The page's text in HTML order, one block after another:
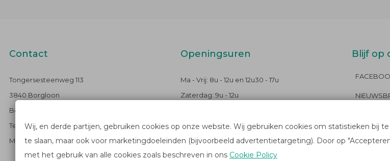
Contact
Tongersesteenweg 113
3840 Borgloon
Belgium
Tel: +32 12 440 990
Mail: info@lowetteagrotechnic.be
Openingsuren
Ma - Vrij: 8u - 12u en 12u30 - 17u
Zaterdag: 9u - 12u
Blijf op
Wij, en derde partijen, gebruiken cookies op onze website. Wij gebruiken cookies om statistieken bij
te slaan, maar ook voor marketingdoeleinden (bijvoorbeeld advertentietargeting). Door op
met het gebruik van alle cookies zoals beschreven in ons Cookie Policy